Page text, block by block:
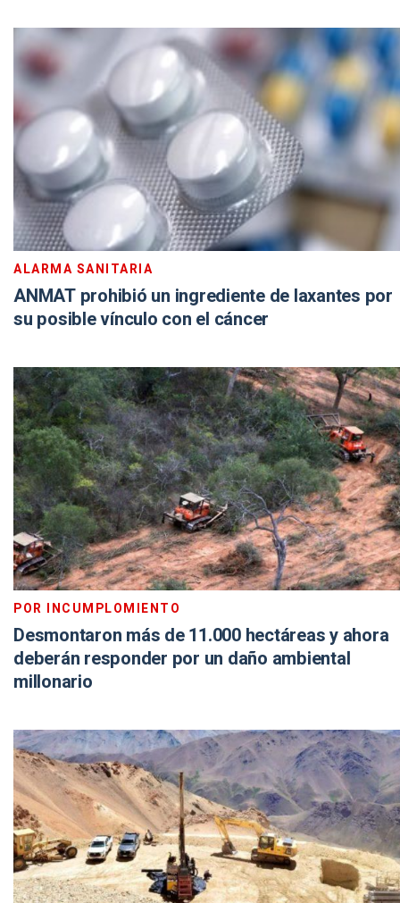
ALARMA SANITARIA
ANMAT prohibió un ingrediente de laxantes por
su posible vínculo con el cáncer
POR INCUMPLOMIENTO
Desmontaron más de 11.000 hectáreas y ahora
deberán responder por un daño ambiental
millonario